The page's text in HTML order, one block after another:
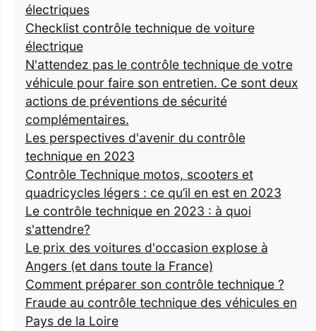
électriques
Checklist contrôle technique de voiture
électrique
N'attendez pas le contrôle technique de votre
véhicule pour faire son entretien. Ce sont deux
actions de préventions de sécurité
complémentaires.
Les perspectives d'avenir du contrôle
technique en 2023
Contrôle Technique motos, scooters et
quadricycles légers : ce qu’il en est en 2023
Le contrôle technique en 2023 : à quoi
s'attendre?
Le prix des voitures d'occasion explose à
Angers (et dans toute la France)
Comment préparer son contrôle technique ?
Fraude au contrôle technique des véhicules en
Pays de la Loire